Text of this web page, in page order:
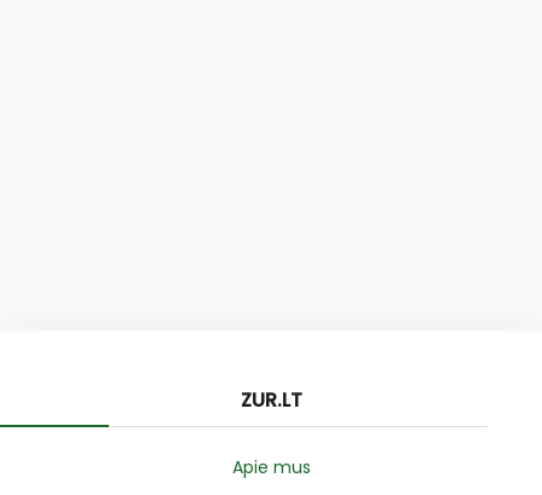
ZUR.LT
Apie mus